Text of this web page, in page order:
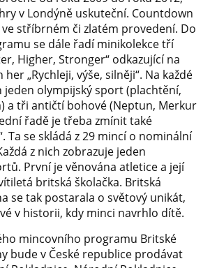
v Londýně uskuteční. Countdown
stříbrném či zlatém provedení. Do
se dále řadí minikolekce tří
Higher, Stronger“ odkazující na
„Rychleji, výše, silněji“. Na každé
jeden olympijský sport (plachtění,
a tři antičtí bohové (Neptun, Merkur
řadě je třeba zmínit také
Ta se skládá z 29 mincí o nominální
z nich zobrazuje jeden
První je věnována atletice a její
britská školačka. Britská
se tak postarala o světový unikát,
v historii, kdy minci navrhlo dítě.
mincovního programu Britské
bude v České republice prodávat